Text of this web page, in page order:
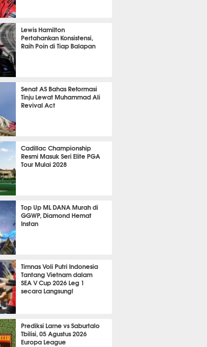
Lewis Hamilton
Pertahankan Konsistensi,
Raih Poin di Tiap Balapan
Senat AS Bahas Reformasi
Tinju Lewat Muhammad Ali
Revival Act
Cadillac Championship
Resmi Masuk Seri Elite PGA
Tour Mulai 2028
Top Up ML DANA Murah di
GGWP, Diamond Hemat
Instan
Timnas Voli Putri Indonesia
Tantang Vietnam dalam
SEA V Cup 2026 Leg 1
secara Langsung!
Prediksi Larne vs Saburtalo
Tbilisi, 05 Agustus 2026
Europa League